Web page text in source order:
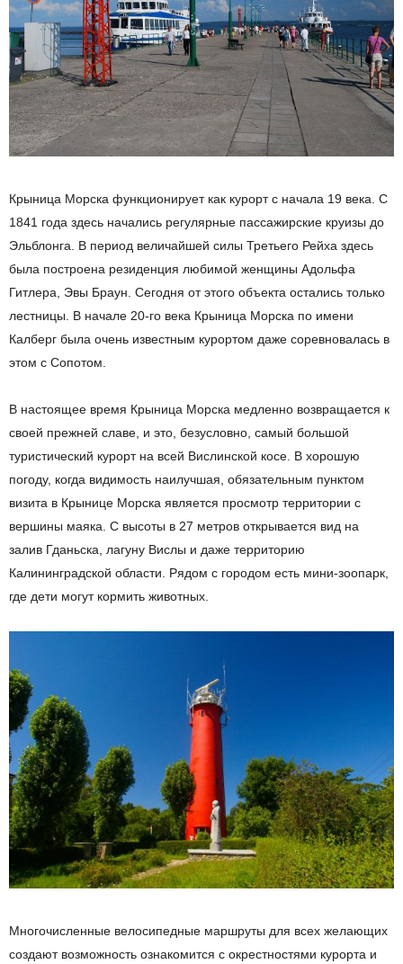
Крыница Морска функционирует как курорт с начала 19 века. С
1841 года здесь начались регулярные пассажирские круизы до
Эльблонга. В период величайшей силы Третьего Рейха здесь
была построена резиденция любимой женщины Адольфа
Гитлера, Эвы Браун. Сегодня от этого объекта остались только
лестницы. В начале 20-го века Крыница Морска по имени
Калберг была очень известным курортом даже соревновалась в
этом с Сопотом.
В настоящее время Крыница Морска медленно возвращается к
своей прежней славе, и это, безусловно, самый большой
туристический курорт на всей Вислинской косе. В хорошую
погоду, когда видимость наилучшая, обязательным пунктом
визита в Крынице Морска является просмотр территории с
вершины маяка. С высоты в 27 метров открывается вид на
залив Гданьска, лагуну Вислы и даже территорию
Калининградской области. Рядом с городом есть мини-зоопарк,
где дети могут кормить животных.
Многочисленные велосипедные маршруты для всех желающих
создают возможность ознакомится с окрестностями курорта и